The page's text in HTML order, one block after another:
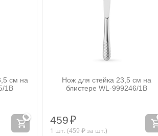
см на
1B
Нож для стейка 23,5 см на
блистере WL‑999246/1B
459₽
1 шт. (459 ₽за шт.)